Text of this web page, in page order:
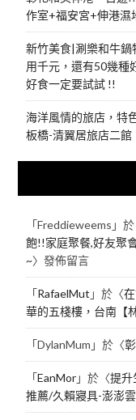
作室+福安宮+伸港濕
新竹美食|涮樂和牛鍋
用千元，還有50幾種
好食一定要試試 !!
海洋風情的旅店，特
板橋-清翼居旅店二館
「Freddieweems 」
飽!!家庭聚餐,好友聚
~〉發佈留言
「RafaelMut 」於〈
華的五棧樓，台南【
「DylanMum 」於〈
「EanMor」於〈提升
推薦/久賴寢具-澎澎